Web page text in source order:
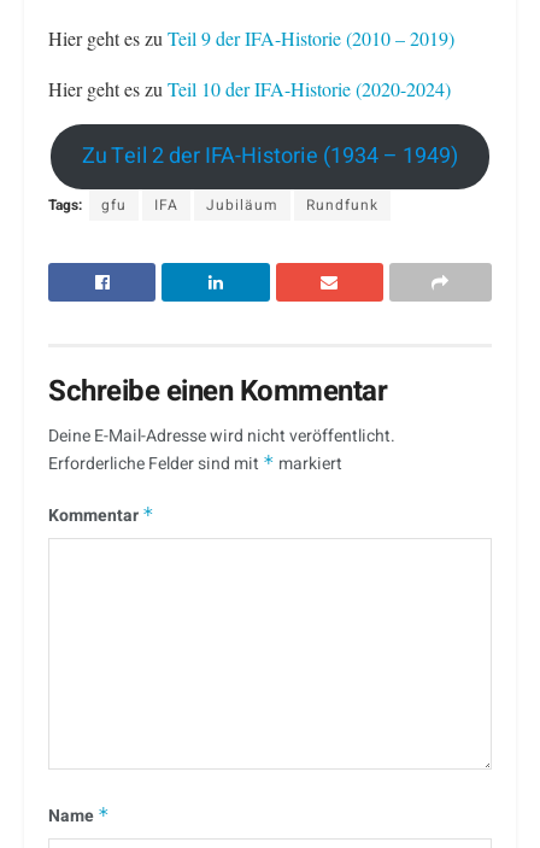
Hier geht es zu Teil 9 der IFA-Historie (2010 – 2019)
Hier geht es zu Teil 10 der IFA-Historie (2020-2024)
Zu Teil 2 der IFA-Historie (1934 – 1949)
Tags: gfu IFA Jubiläum Rundfunk
Schreibe einen Kommentar
Deine E-Mail-Adresse wird nicht veröffentlicht.
Erforderliche Felder sind mit * markiert
Kommentar *
Name *